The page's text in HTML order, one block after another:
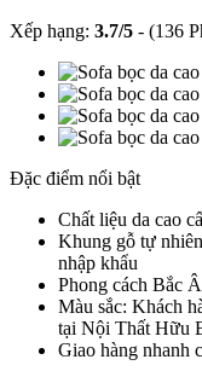
Xếp hạng: 3.7/5 - (136
Đặc điểm nổi bật
Chất liệu da cao
Khung gỗ tự
nhập khẩu
Phong cách Bắc
Màu sắc: Khách
tại Nội Thất Hữu
Giao hàng nhanh